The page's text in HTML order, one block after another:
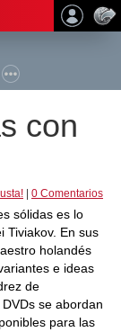
con
0 Comentarios
sólidas es lo
Tiviakov. En sus
holandés
e ideas
de
se abordan
para las